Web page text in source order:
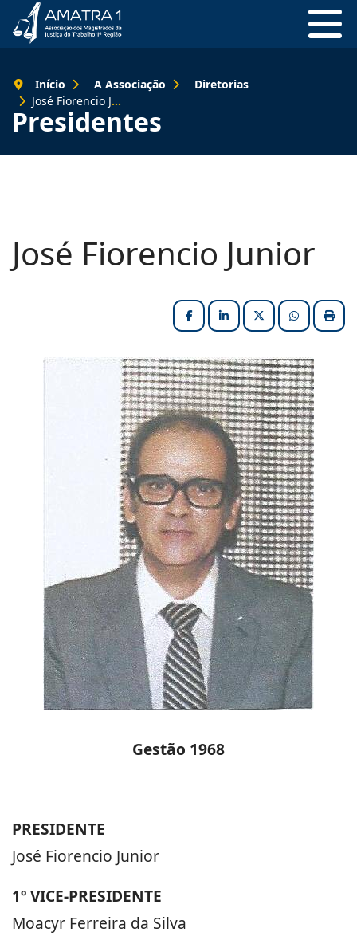
Presidentes
Início A Associação
Diretorias
José Fiorencio Junior
José Fiorencio Junior
FacebookLinkedInX (formerly
Gestão 1968
PRESIDENTE
José Fiorencio Junior
1º VICE-PRESIDENTE
Moacyr Ferreira da Silva